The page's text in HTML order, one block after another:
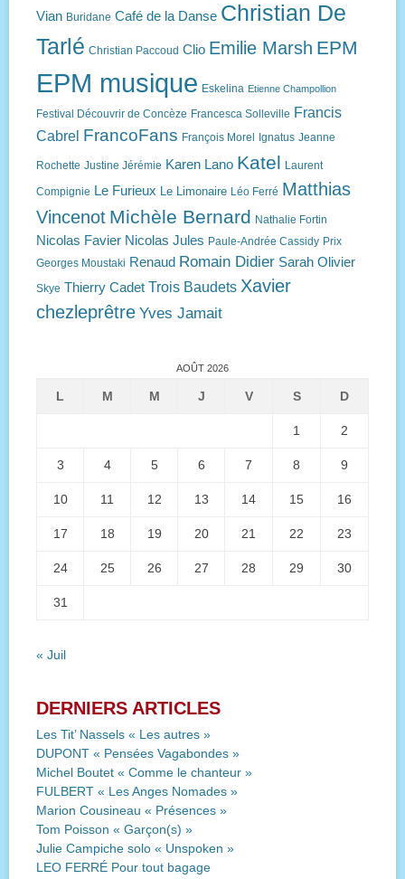
Vian Buridane Café de la Danse Christian De
Tarlé Christian Paccoud Clio Emilie Marsh EPM
EPM musique Eskelina Etienne Champollion
Festival Découvrir de Concèze Francesca Solleville Francis
Cabrel FrancoFans François Morel Ignatus Jeanne
Rochette Justine Jérémie Karen Lano Katel Laurent
Compignie Le Furieux Le Limonaire Léo Ferré Matthias
Vincenot Michèle Bernard Nathalie Fortin
Nicolas Favier Nicolas Jules Paule-Andrée Cassidy Prix
Georges Moustaki Renaud Romain Didier Sarah Olivier
Skye Thierry Cadet Trois Baudets Xavier
chezleprêtre Yves Jamait
AOÛT 2026
L M M J V S D
1 2
3 4 5 6 7 8 9
10 11 12 13 14 15 16
17 18 19 20 21 22 23
24 25 26 27 28 29 30
31
« Juil
DERNIERS ARTICLES
Les Tit’ Nassels « Les autres »
DUPONT « Pensées Vagabondes »
Michel Boutet « Comme le chanteur »
FULBERT « Les Anges Nomades »
Marion Cousineau « Présences »
Tom Poisson « Garçon(s) »
Julie Campiche solo « Unspoken »
LEO FERRÉ Pour tout bagage